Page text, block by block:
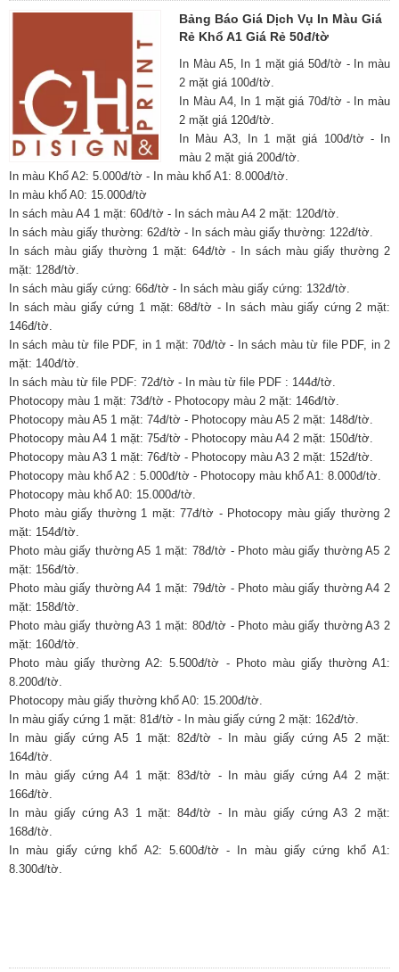
Bảng Báo Giá Dịch Vụ In Màu Giá
Rẻ Khổ A1 Giá Rẻ 50đ/tờ
In Màu A5, In 1 mặt giá 50đ/tờ - In màu
2 mặt giá 100đ/tờ.
In Màu A4, In 1 mặt giá 70đ/tờ - In màu
2 mặt giá 120đ/tờ.
In Màu A3, In 1 mặt giá 100đ/tờ - In
màu 2 mặt giá 200đ/tờ.
In màu Khổ A2: 5.000đ/tờ - In màu khổ A1: 8.000đ/tờ.
In màu khổ A0: 15.000đ/tờ
In sách màu A4 1 mặt: 60đ/tờ - In sách màu A4 2 mặt: 120đ/tờ.
In sách màu giấy thường: 62đ/tờ - In sách màu giấy thường: 122đ/tờ.
In sách màu giấy thường 1 mặt: 64đ/tờ - In sách màu giấy thường 2
mặt: 128đ/tờ.
In sách màu giấy cứng: 66đ/tờ - In sách màu giấy cứng: 132đ/tờ.
In sách màu giấy cứng 1 mặt: 68đ/tờ - In sách màu giấy cứng 2 mặt:
146đ/tờ.
In sách màu từ file PDF, in 1 mặt: 70đ/tờ - In sách màu từ file PDF, in 2
mặt: 140đ/tờ.
In sách màu từ file PDF: 72đ/tờ - In màu từ file PDF : 144đ/tờ.
Photocopy màu 1 mặt: 73đ/tờ - Photocopy màu 2 mặt: 146đ/tờ.
Photocopy màu A5 1 mặt: 74đ/tờ - Photocopy màu A5 2 mặt: 148đ/tờ.
Photocopy màu A4 1 mặt: 75đ/tờ - Photocopy màu A4 2 mặt: 150đ/tờ.
Photocopy màu A3 1 mặt: 76đ/tờ - Photocopy màu A3 2 mặt: 152đ/tờ.
Photocopy màu khổ A2 : 5.000đ/tờ - Photocopy màu khổ A1: 8.000đ/tờ.
Photocopy màu khổ A0: 15.000đ/tờ.
Photo màu giấy thường 1 mặt: 77đ/tờ - Photocopy màu giấy thường 2
mặt: 154đ/tờ.
Photo màu giấy thường A5 1 mặt: 78đ/tờ - Photo màu giấy thường A5 2
mặt: 156đ/tờ.
Photo màu giấy thường A4 1 mặt: 79đ/tờ - Photo màu giấy thường A4 2
mặt: 158đ/tờ.
Photo màu giấy thường A3 1 mặt: 80đ/tờ - Photo màu giấy thường A3 2
mặt: 160đ/tờ.
Photo màu giấy thường A2: 5.500đ/tờ - Photo màu giấy thường A1:
8.200đ/tờ.
Photocopy màu giấy thường khổ A0: 15.200đ/tờ.
In màu giấy cứng 1 mặt: 81đ/tờ - In màu giấy cứng 2 mặt: 162đ/tờ.
In màu giấy cứng A5 1 mặt: 82đ/tờ - In màu giấy cứng A5 2 mặt:
164đ/tờ.
In màu giấy cứng A4 1 mặt: 83đ/tờ - In màu giấy cứng A4 2 mặt:
166đ/tờ.
In màu giấy cứng A3 1 mặt: 84đ/tờ - In màu giấy cứng A3 2 mặt:
168đ/tờ.
In màu giấy cứng khổ A2: 5.600đ/tờ - In màu giấy cứng khổ A1:
8.300đ/tờ.